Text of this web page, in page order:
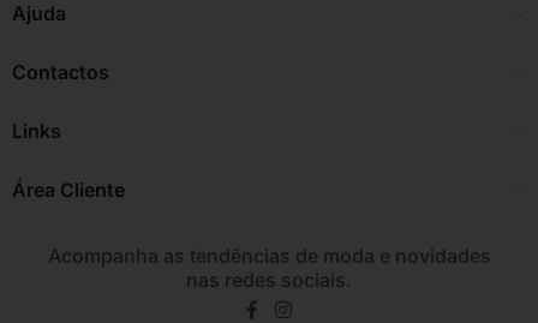
Ajuda
Contactos
Links
Área Cliente
Acompanha as tendências de moda e novidades
nas redes sociais.